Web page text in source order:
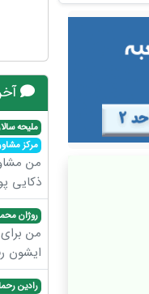
ملیحه
مرکز
من
ذکایی
روژان
من
ایشون
رادین